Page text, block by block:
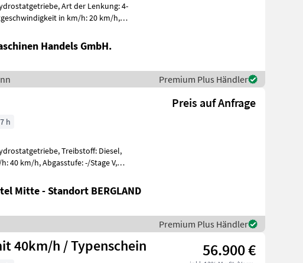
Art der Lenkung: 4-
in km/h: 20 km/h,
Handels GmbH.
Premium Plus Händler
Preis auf Anfrage
h
Treibstoff: Diesel,
40 km/h, Abgasstufe: -/Stage V,
Mitte - Standort BERGLAND
Premium Plus Händler
40km/h / Typenschein 56.900 €